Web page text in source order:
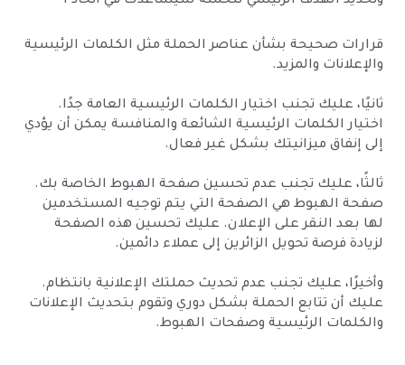
قرارات صحيحة بشأن عناصر الحملة مثل الكلمات الرئيسية
والإعلانات والمزيد.
ثانيًا، عليك تجنب اختيار الكلمات الرئيسية العامة جدًا.
اختيار الكلمات الرئيسية الشائعة والمنافسة يمكن أن يؤدي
إلى إنفاق ميزانيتك بشكل غير فعال.
ثالثًا، عليك تجنب عدم تحسين صفحة الهبوط الخاصة بك.
صفحة الهبوط هي الصفحة التي يتم توجيه المستخدمين
لها بعد النقر على الإعلان. عليك تحسين هذه الصفحة
لزيادة فرصة تحويل الزائرين إلى عملاء دائمين.
وأخيرًا، عليك تجنب عدم تحديث حملتك الإعلانية بانتظام.
عليك أن تتابع الحملة بشكل دوري وتقوم بتحديث الإعلانات
والكلمات الرئيسية وصفحات الهبوط.